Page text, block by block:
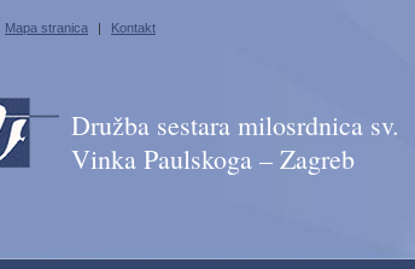
Mapa stranica | Kontakt
Družba sestara milosrdnica sv.
Vinka Paulskoga – Zagreb